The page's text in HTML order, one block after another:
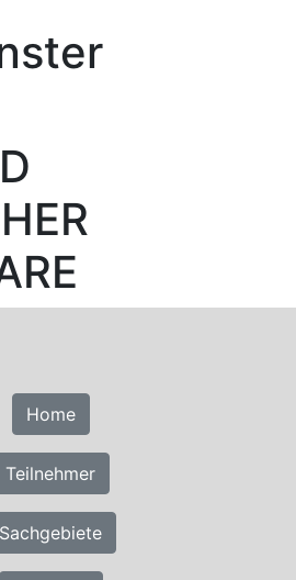
Home
Teilnehmer
Sachgebiete